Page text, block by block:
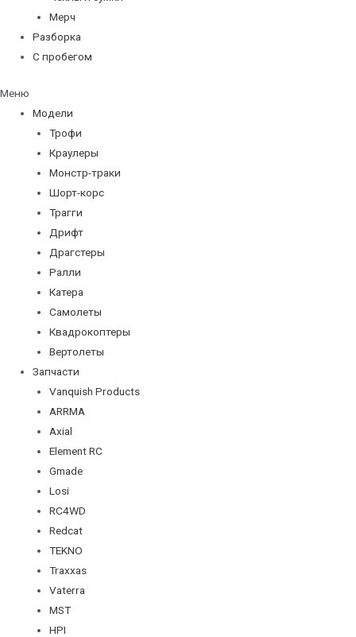
Мерч
Разборка
С пробегом
Меню
Модели
Трофи
Краулеры
Монстр-траки
Шорт-корс
Трагги
Дрифт
Драгстеры
Ралли
Катера
Самолеты
Квадрокоптеры
Вертолеты
Запчасти
Vanquish Products
ARRMA
Axial
Element RC
Gmade
Losi
RC4WD
Redcat
TEKNO
Traxxas
Vaterra
MST
HPI